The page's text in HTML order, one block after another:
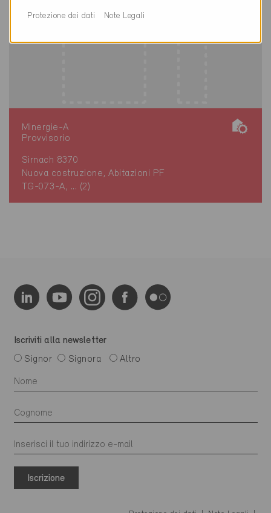
Minergie-A
Provvisorio
Sirnach 8370
Nuova costruzione, Abitazioni PF
TG-073-A, ... (2)
Iscriviti alla newsletter
Signor
Signora Altro
Iscrizione
Protezione dei dati Note Legali